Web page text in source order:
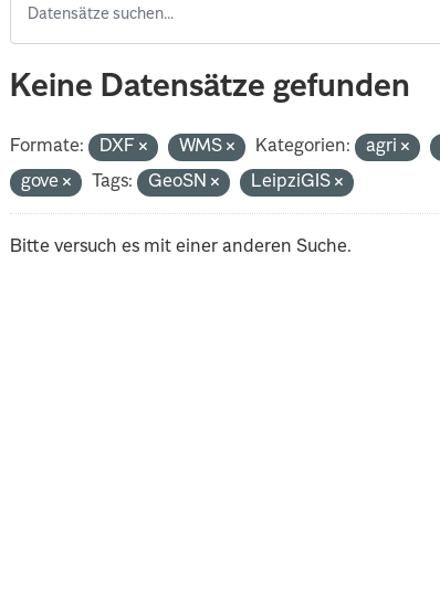
Keine Datensätze gefunden
Formate: DXF WMS Kategorien: agri
gove
Tags: GeoSN LeipziGIS
Bitte versuch es mit einer anderen Suche.